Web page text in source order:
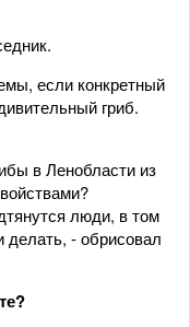
если конкретный
гриб.
в Ленобласти из
люди, в том
делать, - обрисовал